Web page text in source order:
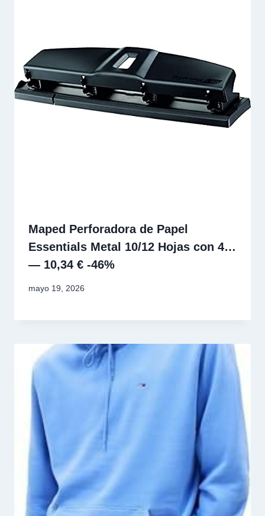
Maped Perforadora de Papel
Essentials Metal 10/12 Hojas con 4…
— 10,34 € -46%
mayo 19, 2026